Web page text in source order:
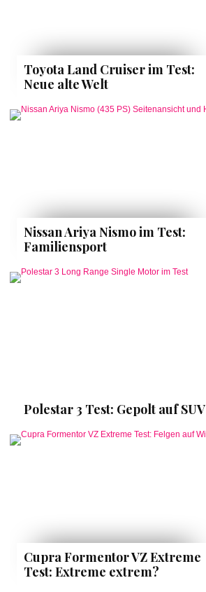
Toyota Land Cruiser im Test:
Neue alte Welt
Nissan Ariya Nismo im Test:
Familiensport
Polestar 3 Test: Gepolt auf SUV
Cupra Formentor VZ Extreme
Test: Extreme extrem?